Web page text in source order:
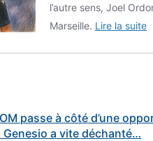
l’autre sens, Joel
Marseille. Lire la suite
passe à côté d’une
Genesio a vite déchanté…